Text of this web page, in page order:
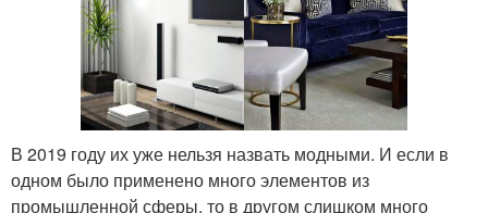
В 2019 году их уже нельзя назвать модными. И если в
одном было применено много элементов из
промышленной сферы, то в другом слишком много